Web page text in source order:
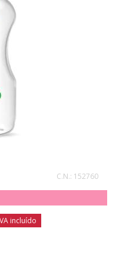
C.N.: 152760
incluído